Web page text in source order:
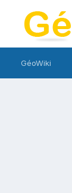
GéoWiki